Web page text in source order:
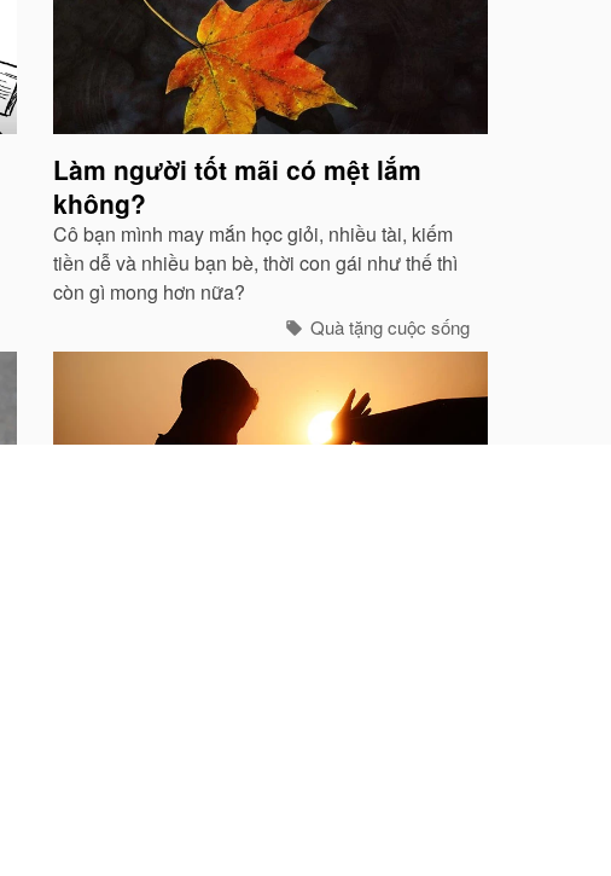
Làm người tốt mãi có mệt lắm
không?
Cô bạn mình may mắn học giỏi, nhiều tài, kiếm
tiền dễ và nhiều bạn bè, thời con gái như thế thì
còn gì mong hơn nữa?
Quà tặng cuộc sống